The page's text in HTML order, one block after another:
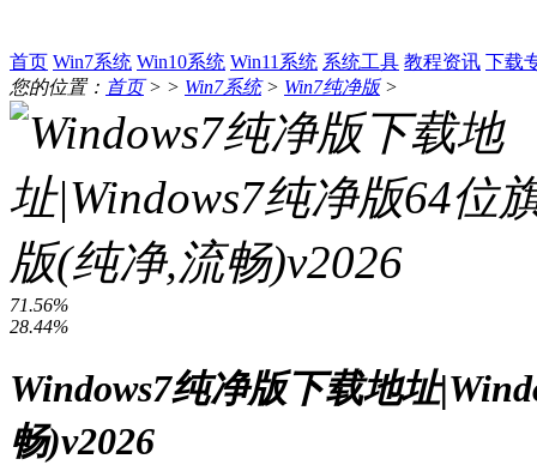
首页 Win7系统 Win10系统 Win11系统 系统工具 教程资讯 下载
您的位置： 首页> > Win7系统> Win7纯净版>
71.56%
28.44%
Windows7纯净版下载地址
畅)v2026